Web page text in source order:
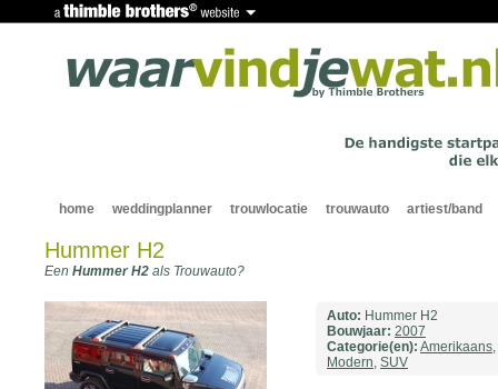
home weddingplanner trouwlocatie trouwauto artiest/band
Hummer H2
Een Hummer H2 als Trouwauto?
Auto: Hummer H2
Bouwjaar: 2007
Categorie(en): Amerikaans,
Modern, SUV